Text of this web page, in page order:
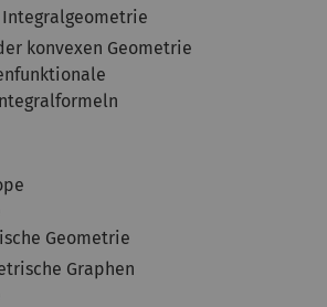
konvexen Geometrie
Geometrie
Graphen